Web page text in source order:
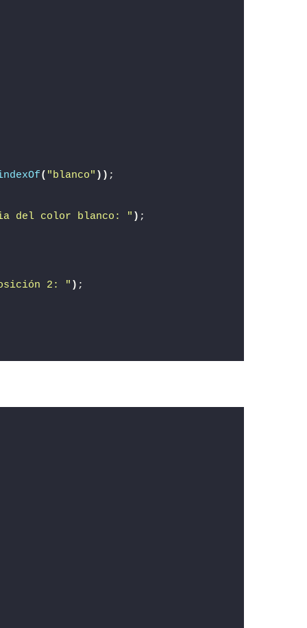
( "blanco" )) ;
del color blanco: " ) ;
2: " ) ;